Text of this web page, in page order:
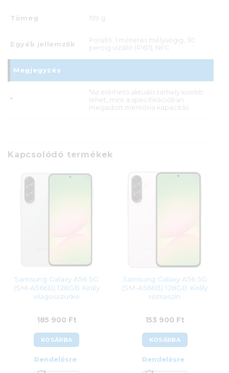
Tömeg 199 g
Egyéb jellemzők
Porálló, 1 méteres mélységig, 30
percig vízálló (IP67), NFC
Megjegyzés
*
*Az elérhető aktuális tárhely kisebb
lehet, mint a specifikációban
megadott memória kapacitás.
Kapcsolódó termékek
Samsung Galaxy A56 5G
(SM-A566B) 128GB Király
világosszürke
185 900 Ft
KOSÁRBA
Rendelésre
Samsung Galaxy A56 5G
(SM-A566B) 128GB Király
rózsaszín
153 900 Ft
KOSÁRBA
Rendelésre